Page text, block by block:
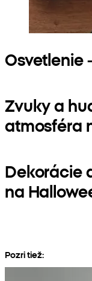
Osvetlenie
Zvuky a
atmosféra
Dekorácie
na
Pozri tiež: